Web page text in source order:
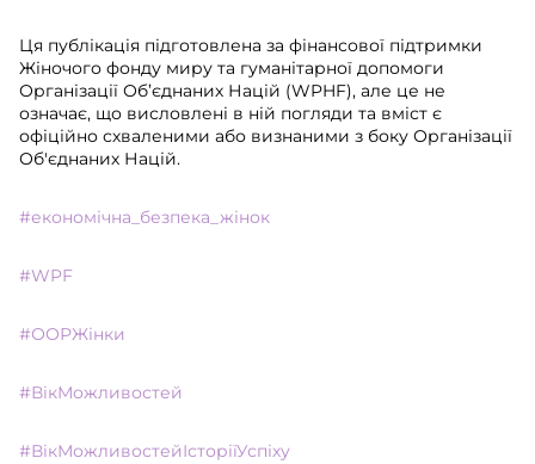
Ця публікація підготовлена за фінансової підтримки
Жіночого фонду миру та гуманітарної допомоги
Організації Об’єднаних Націй (WPHF), але це не
означає, що висловлені в ній погляди та вміст є
офіційно схваленими або визнаними з боку Організації
Об'єднаних Націй.
#економічна_безпека_жінок
#WPF
#ООРЖінки
#ВікМожливостей
#ВікМожливостейІсторіїУспіху